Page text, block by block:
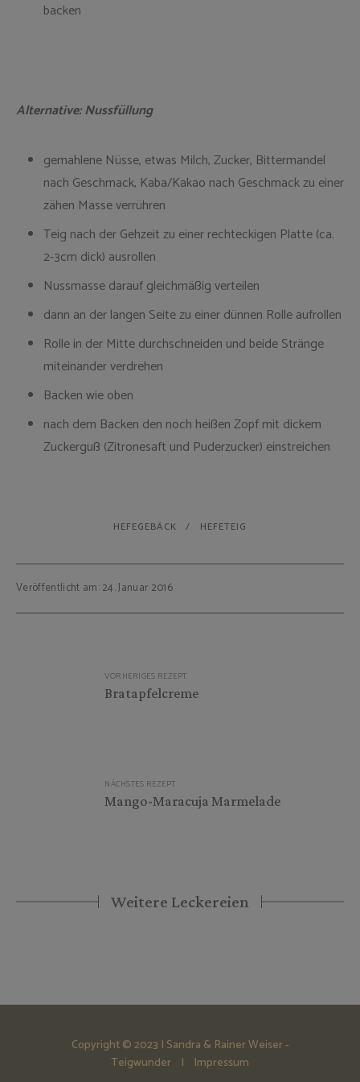
backen
Alternative: Nussfüllung
gemahlene Nüsse, etwas Milch, Zucker, Bittermandel
nach Geschmack, Kaba/Kakao nach Geschmack zu einer
zähen Masse verrühren
Teig nach der Gehzeit zu einer rechteckigen Platte (ca.
2-3cm dick) ausrollen
Nussmasse darauf gleichmäßig verteilen
dann an der langen Seite zu einer dünnen Rolle aufrollen
Rolle in der Mitte durchschneiden und beide Stränge
miteinander verdrehen
Backen wie oben
nach dem Backen den noch heißen Zopf mit dickem
Zuckerguß (Zitronesaft und Puderzucker) einstreichen
HEFEGEBÄCK HEFETEIG
Veröffentlicht am: 24. Januar 2016
VORHERIGES REZEPT
Bratapfelcreme
NÄCHSTES REZEPT
Mango-Maracuja Marmelade
Weitere Leckereien
Copyright © 2023 | Sandra & Rainer Weiser -
Teigwunder | Impressum